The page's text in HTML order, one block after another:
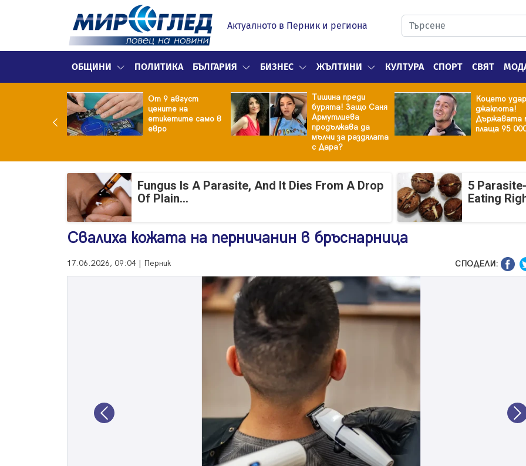
Актуалното в Перник и региона
ОБЩИНИ ПОЛИТИКА БЪЛГАРИЯ БИЗНЕС ЖЪЛТИНИ КУЛТУРА СПОРТ СВЯТ
От 9 август
цените на
етикетите само в
евро
Тишина преди
бурята! Защо Саня
Армутлиева
продължава да
мълчи за раздялата
с Дара?
Коцето
джакпота!
Държавата
плаща 95
Fungus Is A Parasite, And It Dies From A Drop
Of Plain...
5
Eating
Свалиха кожата на перничанин в бръснарница
17.06.2026, 09:04 | Перник СПОДЕЛИ:
Previous